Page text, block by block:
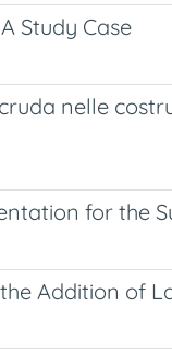
Study Case
nelle
for the
Addition of